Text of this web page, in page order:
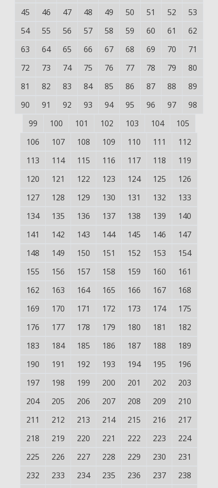
45
46 47 48 49 50 51 52
53
54
55 56 57 58 59 60 61
62
63
64 65 66 67 68 69 70
71
72
73 74 75 76 77 78 79
80
81
82 83 84 85 86 87 88
89
90
91 92 93 94 95 96 97
98
99
100 101 102 103 104
105
106
107 108 109 110 111
112
113
114 115 116 117 118
119
120
121 122 123 124 125
126
127
128 129 130 131 132
133
134
135 136 137 138 139
140
141
142 143 144 145 146
147
148
149 150 151 152 153
154
155
156 157 158 159 160
161
162
163 164 165 166 167
168
169
170 171 172 173 174
175
176
177 178 179 180 181
182
183
184 185 186 187 188
189
190
191 192 193 194 195
196
197
198 199 200 201 202
203
204
205 206 207 208 209
210
211
212 213 214 215 216
217
218
219 220 221 222 223
224
225
226 227 228 229 230
231
232
233 234 235 236 237
238